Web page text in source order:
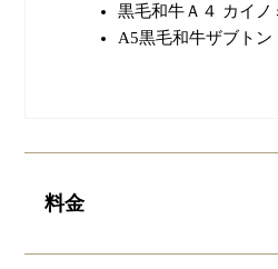
黒毛和牛Ａ４ カイノ
A5黒毛和牛ザブトン
料金